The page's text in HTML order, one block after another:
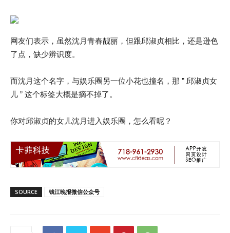
网友们表示，虽然沈月青春靓丽，但跟邱淑贞相比，还是逊色
了点，缺少辨识度。
而沈月这个名字，与娱乐圈另一位小花也撞名，那 ” 邱淑贞女
儿 ” 这个标签大概是摘不掉了。
你对邱淑贞的女儿沈月进入娱乐圈，怎么看呢？
SOURCE 钱江晚报微信公众号